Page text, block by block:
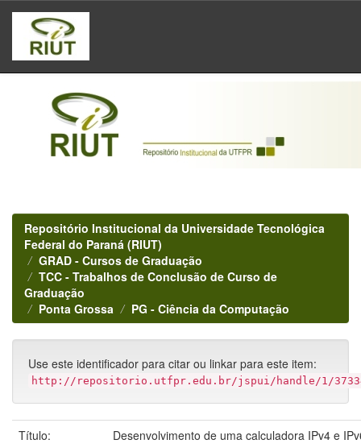
Skip
navigation
Repositório Institucional da Universidade Tecnológica
Federal do Paraná (RIUT)
GRAD - Cursos de Graduação
TCC - Trabalhos de Conclusão de Curso de
Graduação
Ponta Grossa
PG - Ciência da Computação
Use este identificador para citar ou linkar para este item:
http://repositorio.utfpr.edu.br/jspui/handle/1/
Título:
Desenvolvimento de uma calculadora IPv4 e